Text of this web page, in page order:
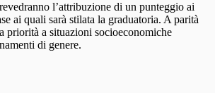
l’attribuzione di un punteggio ai
ai quali sarà stilata la graduatoria. A parità
priorità a situazioni socioeconomiche
di genere.